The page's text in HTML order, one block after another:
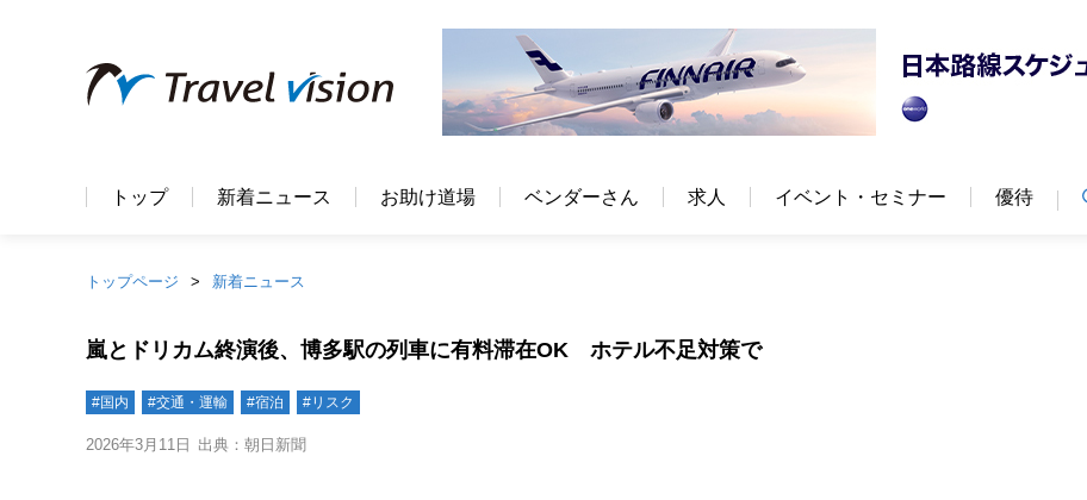
トップ 新着ニュース お助け道場 ベンダーさん 求人 イベント・セミナー 優待
トップページ 新着ニュース
嵐とドリカム終演後、博多駅の列車に有料滞在OK ホテル不足対策で
#国内 #交通・運輸 #宿泊 #リスク
2026年3月11日 出典：朝日新聞